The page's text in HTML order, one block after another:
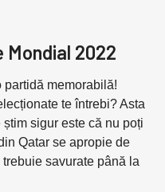
Mondial 2022
partidă memorabilă!
te întrebi? Asta
sigur este că nu poți
Qatar se apropie de
savurate până la